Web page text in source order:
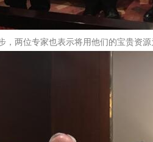
两位专家也表示将用他们的宝贵资